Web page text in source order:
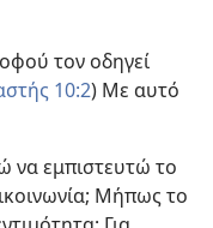
τον οδηγεί
10:2) Με αυτό
να εμπιστευτώ το
Μήπως το